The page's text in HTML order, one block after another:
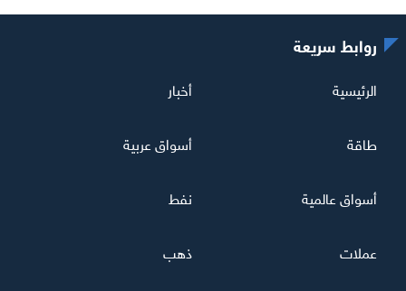
روابط سريعة
الرئيسية أخبار
طاقة أسواق عربية
أسواق عالمية نفط
عملات ذهب